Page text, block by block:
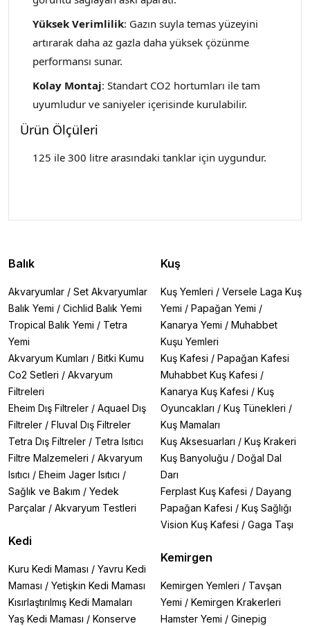
Yüksek Verimlilik: Gazın suyla temas yüzeyini
artırarak daha az gazla daha yüksek çözünme
performansı sunar.
Kolay Montaj: Standart CO2 hortumları ile tam
uyumludur ve saniyeler içerisinde kurulabilir.
Ürün Ölçüleri
125 ile 300 litre arasındaki tanklar için uygundur.
Balık
Akvaryumlar / Set Akvaryumlar
Balık Yemi / Cichlid Balık Yemi
Tropical Balık Yemi / Tetra
Yemi
Akvaryum Kumları / Bitki Kumu
Co2 Setleri / Akvaryum
Filtreleri
Eheim Dış Filtreler / Aquael Dış
Filtreler / Fluval Dış Filtreler
Tetra Dış Filtreler / Tetra Isıtıcı
Filtre Malzemeleri / Akvaryum
Isıtıcı / Eheim Jager Isıtıcı /
Sağlık ve Bakım / Yedek
Parçalar / Akvaryum Testleri
Kedi
Kuru Kedi Maması / Yavru Kedi
Maması / Yetişkin Kedi Maması
Kısırlaştırılmış Kedi Mamaları
Yaş Kedi Maması / Konserve
Kuş
Kuş Yemleri / Versele Laga Kuş
Yemi / Papağan Yemi /
Kanarya Yemi / Muhabbet
Kuşu Yemleri
Kuş Kafesi / Papağan Kafesi
Muhabbet Kuş Kafesi /
Kanarya Kuş Kafesi / Kuş
Oyuncakları / Kuş Tünekleri /
Kuş Mamaları
Kuş Aksesuarları / Kuş Krakeri
Kuş Banyoluğu / Doğal Dal
Darı
Ferplast Kuş Kafesi / Dayang
Papağan Kafesi / Kuş Sağlığı
Vision Kuş Kafesi / Gaga Taşı
Kemirgen
Kemirgen Yemleri / Tavşan
Yemi / Kemirgen Krakerleri
Hamster Yemi / Ginepig